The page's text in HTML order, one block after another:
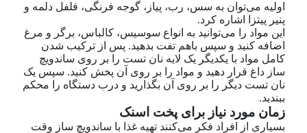
اولیه می‌توان به سس، رب، پیاز، گوجه فرنگی، فلفل دلمه و
پنیر پیتزا اشاره کرد.
این مواد را می‌توانید به انواع سوسیس، کالباس، برگر و مرغ
اضافه کنید و سپس باهم تفت بدهید. پس از ترکیب شدن
کامل مواد با یکدیگر یک لایه نان تست را بر روی ساندویچ
ساز داغ قرار دهید و مواد را بر روی آن پخش کنید. سپس یک
نان تست دیگر را بر روی آن بگذارید و درب دستگاه را محکم
ببندید.
زمان مورد نیاز برای پخت اسنک
بسیاری از افراد فکر می‌کنند تهیه غذا با ساندویچ ساز وقت